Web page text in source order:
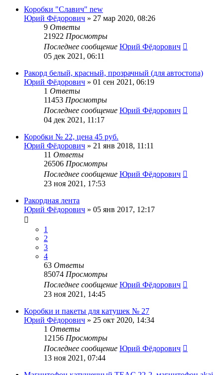
Коробки "Славич" new
Юрий Фёдорович » 27 мар 2020, 08:26
9 Ответы
21922 Просмотры
Последнее сообщение Юрий Фёдорович
05 дек 2021, 06:11
Ракорд белый, красный, прозрачный (для автостопа)
Юрий Фёдорович » 01 сен 2021, 06:19
1 Ответы
11453 Просмотры
Последнее сообщение Юрий Фёдорович
04 дек 2021, 11:17
Коробки № 22, цена 45 руб.
Юрий Фёдорович » 21 янв 2018, 11:11
11 Ответы
26506 Просмотры
Последнее сообщение Юрий Фёдорович
23 ноя 2021, 17:53
Ракордная лента
Юрий Фёдорович » 05 янв 2017, 12:17
1
2
3
4
63 Ответы
85074 Просмотры
Последнее сообщение Юрий Фёдорович
23 ноя 2021, 14:45
Коробки и пакеты для катушек № 27
Юрий Фёдорович » 25 окт 2020, 14:34
1 Ответы
12156 Просмотры
Последнее сообщение Юрий Фёдорович
13 ноя 2021, 07:44